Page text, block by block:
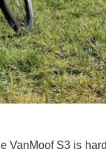
VanMoof S3 is